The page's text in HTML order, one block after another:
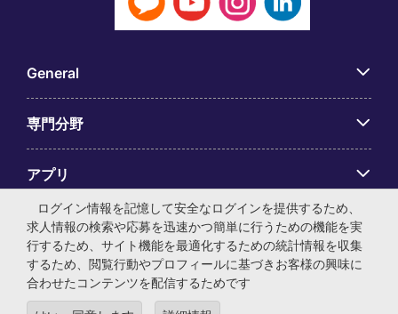
General
専門分野
アプリ
Employer Centre
ログイン情報を記憶して安全なログインを提供するため、
求人情報の検索や応募を迅速かつ簡単に行うための機能を実
行するため、サイト機能を最適化するための統計情報を収集
するため、閲覧行動やプロフィールに基づきお客様の興味に
合わせたコンテンツを配信するためです